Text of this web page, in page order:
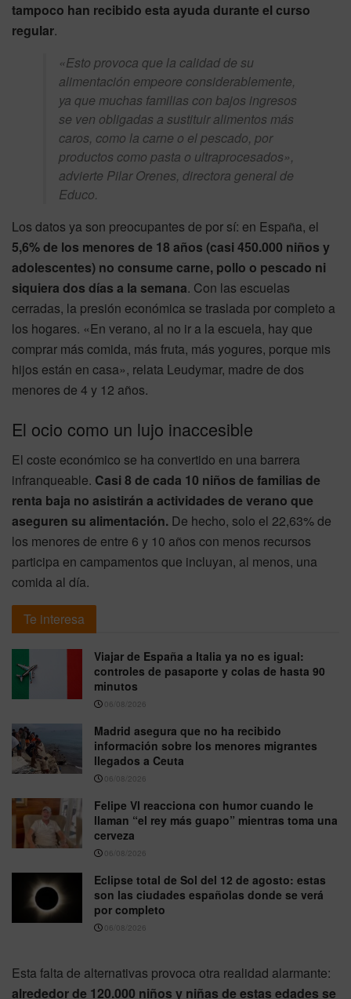
tampoco han recibido esta ayuda durante el curso
regular.
«Esto provoca que la calidad de su
alimentación empeore considerablemente,
ya que muchas familias con bajos ingresos
se ven obligadas a sustituir alimentos más
caros, como la carne o el pescado, por
productos como pasta o ultraprocesados»,
advierte Pilar Orenes, directora general de
Educo.
Los datos ya son preocupantes de por sí: en España, el
5,6% de los menores de 18 años (casi 450.000 niños y
adolescentes) no consume carne, pollo o pescado ni
siquiera dos días a la semana. Con las escuelas
cerradas, la presión económica se traslada por completo a
los hogares. «En verano, al no ir a la escuela, hay que
comprar más comida, más fruta, más yogures, porque mis
hijos están en casa», relata Leudymar, madre de dos
menores de 4 y 12 años.
El ocio como un lujo inaccesible
El coste económico se ha convertido en una barrera
infranqueable. Casi 8 de cada 10 niños de familias de
renta baja no asistirán a actividades de verano que
aseguren su alimentación. De hecho, solo el 22,63% de
los menores de entre 6 y 10 años con menos recursos
participa en campamentos que incluyan, al menos, una
comida al día.
Te interesa
Viajar de España a Italia ya no es igual:
controles de pasaporte y colas de hasta 90
minutos
06/08/2026
Madrid asegura que no ha recibido
información sobre los menores migrantes
llegados a Ceuta
06/08/2026
Felipe VI reacciona con humor cuando le
llaman “el rey más guapo” mientras toma una
cerveza
06/08/2026
Eclipse total de Sol del 12 de agosto: estas
son las ciudades españolas donde se verá
por completo
06/08/2026
Esta falta de alternativas provoca otra realidad alarmante:
alrededor de 120.000 niños y niñas de estas edades se